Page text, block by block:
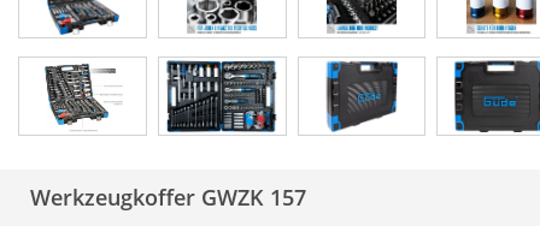
Werkzeugkoffer GWZK 157